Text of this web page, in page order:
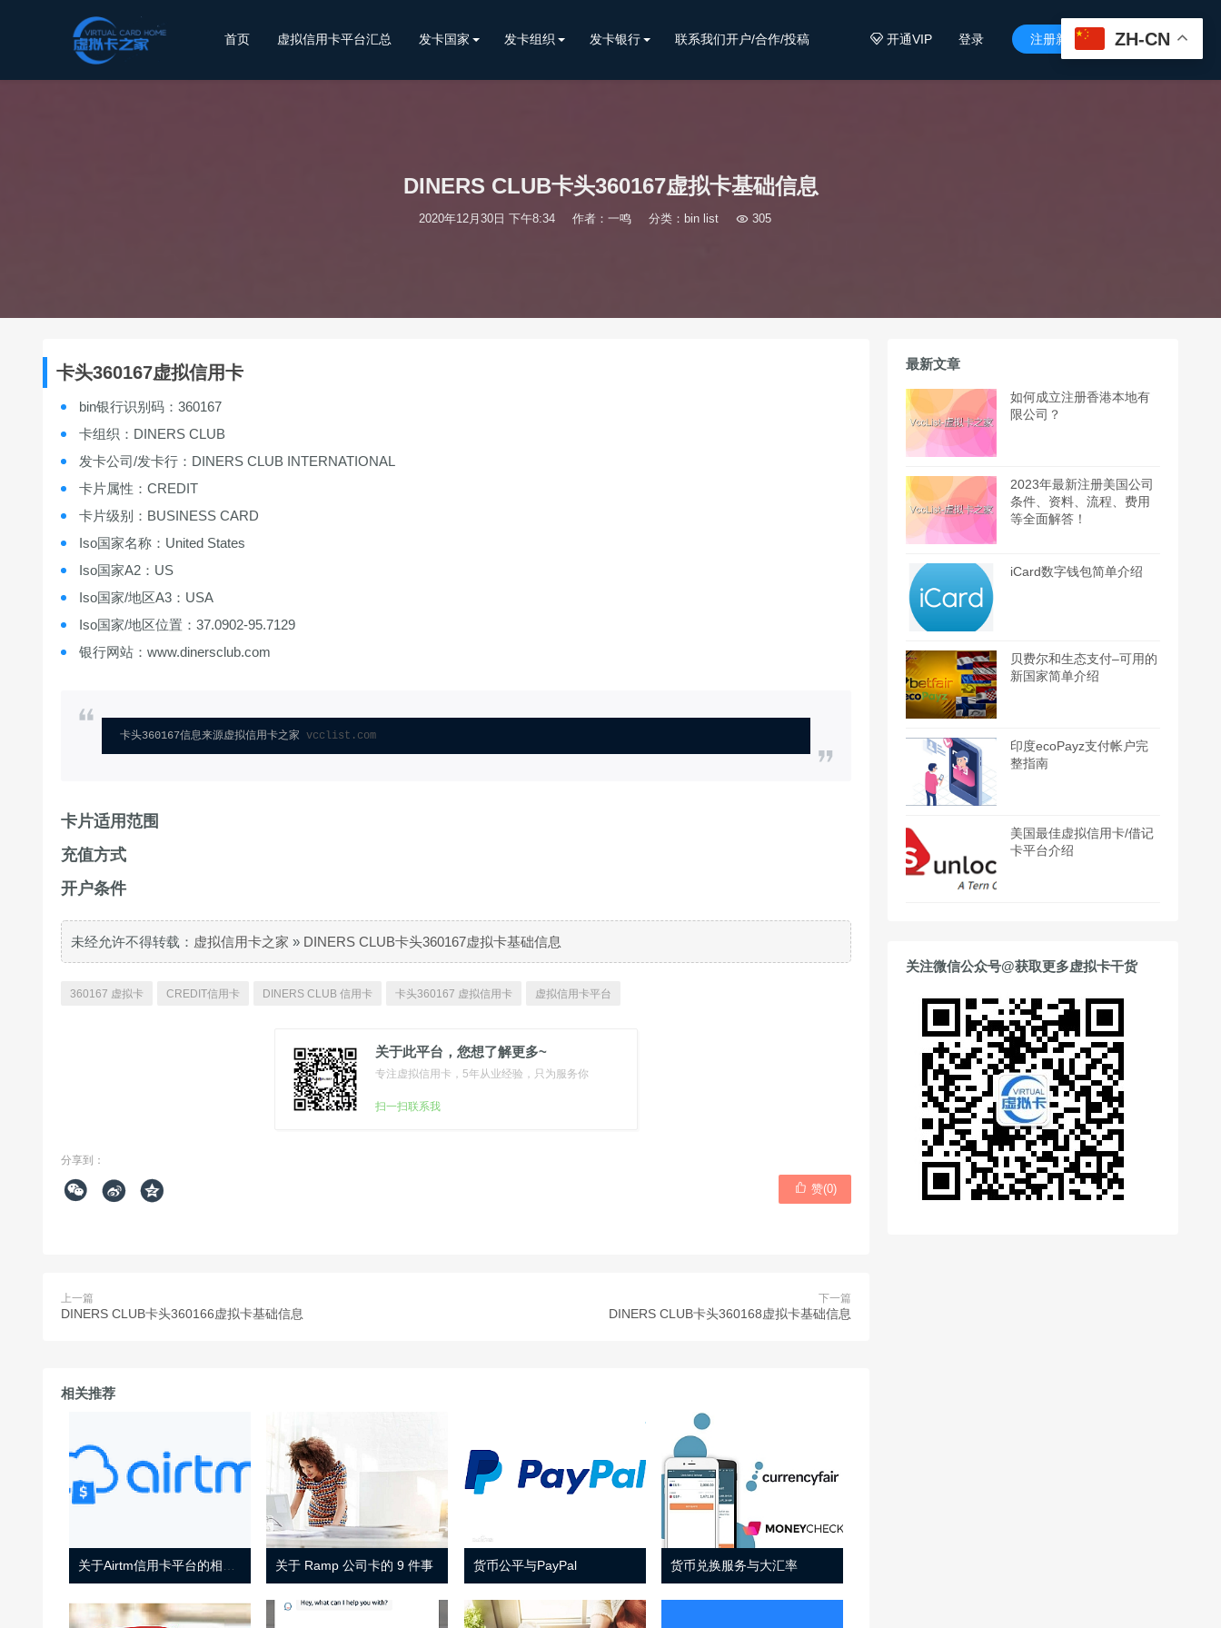
开通VIP 登录 注册新用户 
首页 虚拟信用卡平台汇总 发卡国家 发卡组织 发卡银行 联系我们开户/合作/投稿
DINERS CLUB卡头360167虚拟卡基础信息
2020年12月30日 下午8:34 作者：一鸣 分类： bin list  305
卡头360167虚拟信用卡
bin银行识别码：360167
卡组织：DINERS CLUB
发卡公司/发卡行：DINERS CLUB INTERNATIONAL
卡片属性：CREDIT
卡片级别：BUSINESS CARD
Iso国家名称：United States
Iso国家A2：US
Iso国家/地区A3：USA
Iso国家/地区位置：37.0902-95.7129
银行网站：www.dinersclub.com
卡头360167信息来源虚拟信用卡之家 vcclist.com
卡片适用范围
充值方式
开户条件
未经允许不得转载： 虚拟信用卡之家 » DINERS CLUB卡头360167虚拟卡基础信息
360167 虚拟卡 CREDIT信用卡 DINERS CLUB 信用卡 卡头360167 虚拟信用卡 虚拟信用卡平台
关于此平台，您想了解更多~
专注虚拟信用卡，5年从业经验，只为服务你
扫一扫联系我
分享到：
    赞(0)
上一篇
DINERS CLUB卡头360166虚拟卡基础信息
下一篇
DINERS CLUB卡头360168虚拟卡基础信息
相关推荐
关于 Ramp 公司卡的 9 件事 货币公平与PayPal 货币兑换服务与大汇率
最新文章
如何成立注册香港本地有
限公司？
2023年最新注册美国公司
条件、资料、流程、费用
等全面解答！
iCard数字钱包简单介绍
贝费尔和生态支付–可用的
新国家简单介绍
印度ecoPayz支付帐户完
整指南
美国最佳虚拟信用卡/借记
卡平台介绍
关注微信公众号@获取更多虚拟卡干货
ZH-CN